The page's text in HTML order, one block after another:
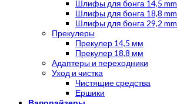
Шлифы для бонга 14,5 mm
Шлифы для бонга 18,8 mm
Шлифы для бонга 29,2 mm
Прекулеры
Прекулер 14,5 мм
Прекулер 18,8 мм
Адаптеры и переходники
Уход и чистка
Чистящие средства
Ершики